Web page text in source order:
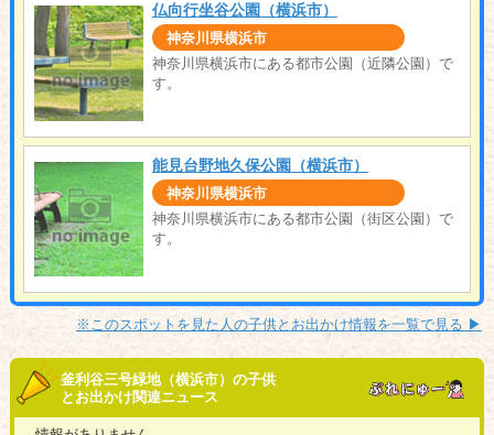
仏向行坐谷公園（横浜市）
神奈川県横浜市
神奈川県横浜市にある都市公園（近隣公園）で
す。
能見台野地久保公園（横浜市）
神奈川県横浜市
神奈川県横浜市にある都市公園（街区公園）で
す。
※このスポットを見た人の子供とお出かけ情報を一覧で見る ▶︎
釜利谷三号緑地（横浜市）の子供
とお出かけ関連ニュース